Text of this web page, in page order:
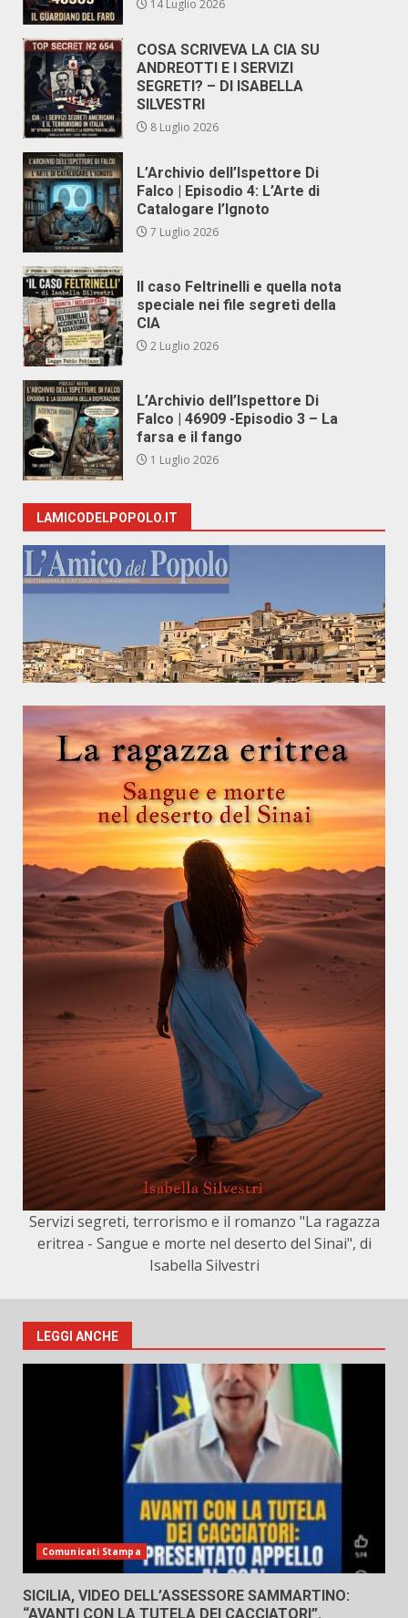
14 Luglio 2026
COSA SCRIVEVA LA CIA SU
ANDREOTTI E I SERVIZI
SEGRETI? – DI ISABELLA
SILVESTRI
8 Luglio 2026
L’Archivio dell’Ispettore Di
Falco | Episodio 4: L’Arte di
Catalogare l’Ignoto
7 Luglio 2026
Il caso Feltrinelli e quella nota
speciale nei file segreti della
CIA
2 Luglio 2026
L’Archivio dell’Ispettore Di
Falco | 46909 -Episodio 3 – La
farsa e il fango
1 Luglio 2026
LAMICODELPOPOLO.IT
Servizi segreti, terrorismo e il romanzo "La ragazza
eritrea - Sangue e morte nel deserto del Sinai", di
Isabella Silvestri
LEGGI ANCHE
Comunicati Stampa
SICILIA, VIDEO DELL’ASSESSORE SAMMARTINO:
“AVANTI CON LA TUTELA DEI CACCIATORI”.